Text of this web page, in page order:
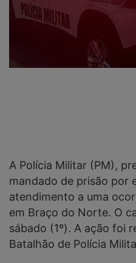
A Polícia Militar (PM),
mandado de prisão por
atendimento a uma
em Braço do Norte. O
sábado (1º). A ação foi
Batalhão de Polícia